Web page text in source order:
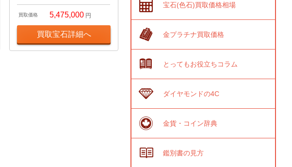
買取価格 5,475,000 円
買取宝石詳細へ
宝石(色石)買取価格相場
金プラチナ買取価格
とってもお役立ちコラム
ダイヤモンドの4C
金貨・コイン辞典
鑑別書の見方